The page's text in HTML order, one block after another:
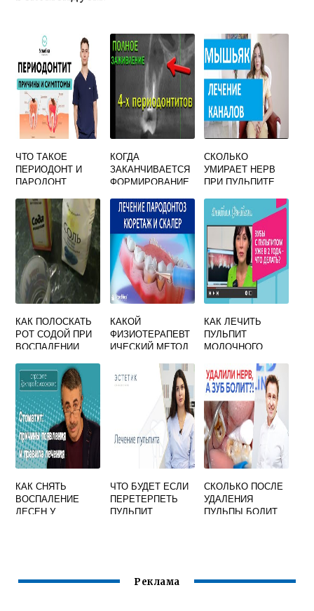
ЧТО ТАКОЕ
ПЕРИОДОНТ И
ПАРОДОНТ
КОГДА
ЗАКАНЧИВАЕТСЯ
ФОРМИРОВАНИЕ
ЗУБОВ У ДЕТЕЙ
СКОЛЬКО
УМИРАЕТ НЕРВ
ПРИ ПУЛЬПИТЕ
КАК ПОЛОСКАТЬ
РОТ СОДОЙ ПРИ
ВОСПАЛЕНИИ
КАКОЙ
ФИЗИОТЕРАПЕВТ
ИЧЕСКИЙ МЕТОД
ПОКАЗАН ПРИ
ЛЕЧЕНИИ
ПАРОДОНТОЗА
КАК ЛЕЧИТЬ
ПУЛЬПИТ
МОЛОЧНОГО
ПОСЕЩЕНИЕ
КАК СНЯТЬ
ВОСПАЛЕНИЕ
ДЕСЕН У
ЧТО БУДЕТ ЕСЛИ
ПЕРЕТЕРПЕТЬ
ПУЛЬПИТ
СКОЛЬКО ПОСЛЕ
УДАЛЕНИЯ
ПУЛЬПЫ БОЛИТ
Реклама